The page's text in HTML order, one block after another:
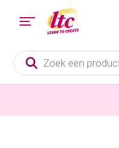
Producten
zoeken